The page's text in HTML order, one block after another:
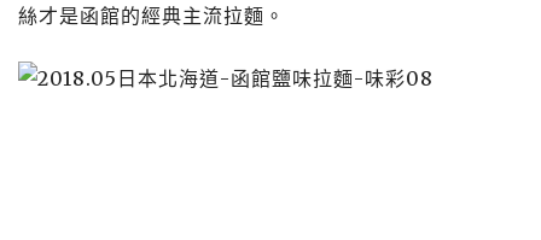
絲才是函館的經典主流拉麵。